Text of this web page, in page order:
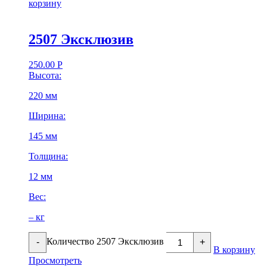
корзину
2507 Эксклюзив
250.00 Р
Высота:
220 мм
Ширина:
145 мм
Толщина:
12 мм
Вес:
– кг
- Количество 2507 Эксклюзив +
В корзину
Просмотреть